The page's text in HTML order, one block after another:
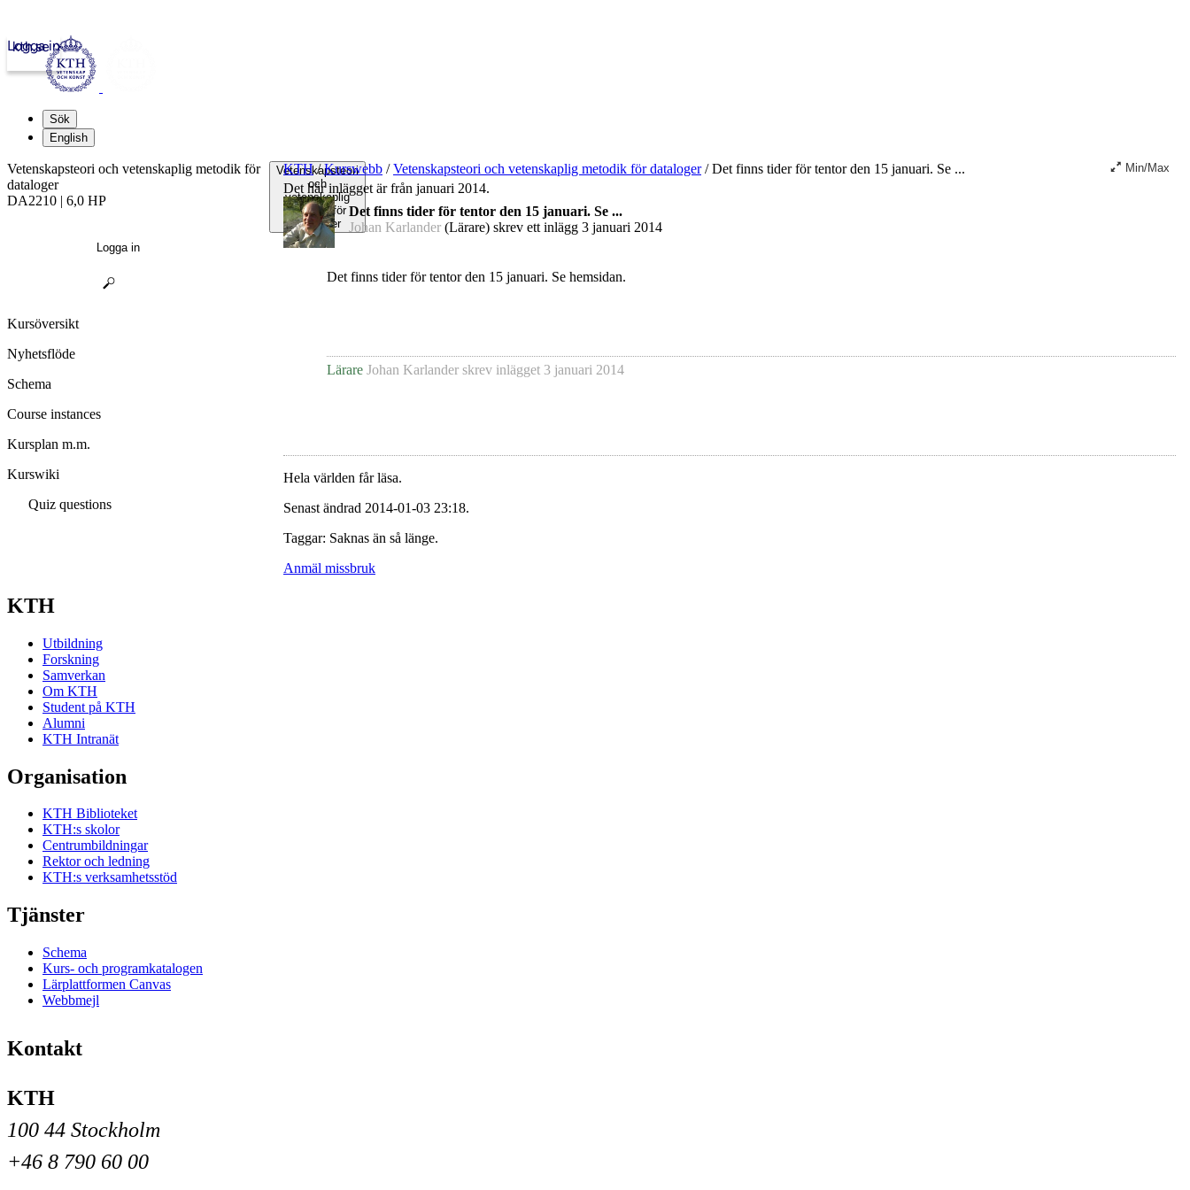
kth.se
Logga in
Sök
English
Vetenskapsteori
och
vetenskaplig
metodik för
dataloger
KTH / Kurswebb / Vetenskapsteori och vetenskaplig metodik för dataloger /Det finns tider för tentor den 15 januari. Se ... Min/Max
Det här inlägget är från januari 2014.
Det finns tider för tentor den 15 januari. Se ...
Johan Karlander (Lärare) skrev ett inlägg 3 januari 2014
Det finns tider för tentor den 15 januari. Se hemsidan.
Lärare Johan Karlander skrev inlägget 3 januari 2014
Hela världen får läsa.
Senast ändrad 2014-01-03 23:18.
Taggar: Saknas än så länge.
Anmäl missbruk
Vetenskapsteori och vetenskaplig metodik för
dataloger
DA2210 | 6,0 HP
Logga in
Kursöversikt
Nyhetsflöde
Schema
Course instances
Kursplan m.m.
Kurswiki
Quiz questions
KTH
Utbildning
Forskning
Samverkan
Om KTH
Student på KTH
Alumni
KTH Intranät
Organisation
KTH Biblioteket
KTH:s skolor
Centrumbildningar
Rektor och ledning
KTH:s verksamhetsstöd
Tjänster
Schema
Kurs- och programkatalogen
Lärplattformen Canvas
Webbmejl
Kontakt
KTH
100 44 Stockholm
+46 8 790 60 00